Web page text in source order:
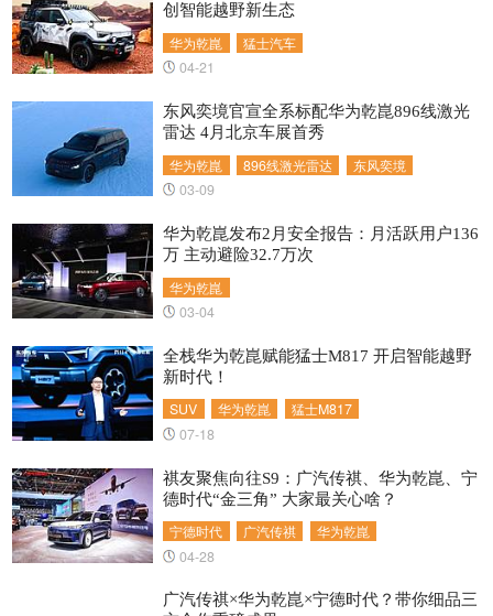
华为乾崑 猛士汽车
创智能越野新生态
04-21
华为乾崑 896线激光雷达 东风奕境
东风奕境官宣全系标配华为乾崑896线激光
雷达 4月北京车展首秀
03-09
华为乾崑
华为乾崑发布2月安全报告：月活跃用户136
万 主动避险32.7万次
03-04
SUV 华为乾崑 猛士M817
全栈华为乾崑赋能猛士M817 开启智能越野
新时代！
07-18
宁德时代 广汽传祺 华为乾崑
祺友聚焦向往S9：广汽传祺、华为乾崑、宁
德时代“金三角” 大家最关心啥？
04-28
广汽传祺×华为乾崑×宁德时代？带你细品三